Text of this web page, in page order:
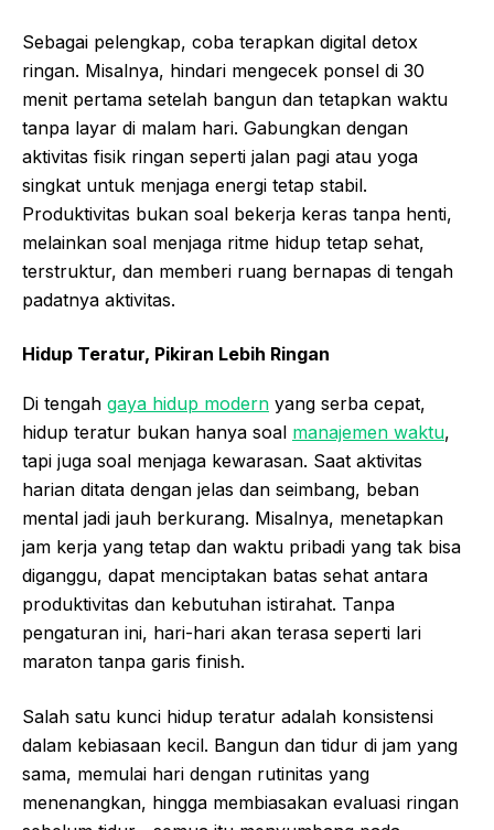
Sebagai pelengkap, coba terapkan digital detox
ringan. Misalnya, hindari mengecek ponsel di 30
menit pertama setelah bangun dan tetapkan waktu
tanpa layar di malam hari. Gabungkan dengan
aktivitas fisik ringan seperti jalan pagi atau yoga
singkat untuk menjaga energi tetap stabil.
Produktivitas bukan soal bekerja keras tanpa henti,
melainkan soal menjaga ritme hidup tetap sehat,
terstruktur, dan memberi ruang bernapas di tengah
padatnya aktivitas.
Hidup Teratur, Pikiran Lebih Ringan
Di tengah gaya hidup modern yang serba cepat,
hidup teratur bukan hanya soal manajemen waktu,
tapi juga soal menjaga kewarasan. Saat aktivitas
harian ditata dengan jelas dan seimbang, beban
mental jadi jauh berkurang. Misalnya, menetapkan
jam kerja yang tetap dan waktu pribadi yang tak bisa
diganggu, dapat menciptakan batas sehat antara
produktivitas dan kebutuhan istirahat. Tanpa
pengaturan ini, hari-hari akan terasa seperti lari
maraton tanpa garis finish.
Salah satu kunci hidup teratur adalah konsistensi
dalam kebiasaan kecil. Bangun dan tidur di jam yang
sama, memulai hari dengan rutinitas yang
menenangkan, hingga membiasakan evaluasi ringan